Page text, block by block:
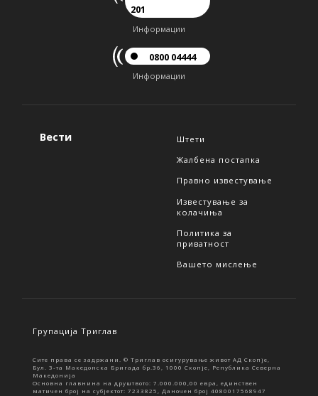
201
Информации
0800 04444
Информации
Вести
Штети
Жалбена постапка
Правно известување
Известување за
колачиња
Политика за
приватност
Вашето мислење
Групација Триглав
Сите права се задржани. © Триглав осигурување живот АД Скопје,
Бул. 3-та Македонска Бригада бр.36, 1000 Скопје, Република Северна
Македонија
Основна главнина на друштвото: 7.000.000,00 евра, единствен
матичен број на субјектот: 7233825, Даночен број 4080017568947